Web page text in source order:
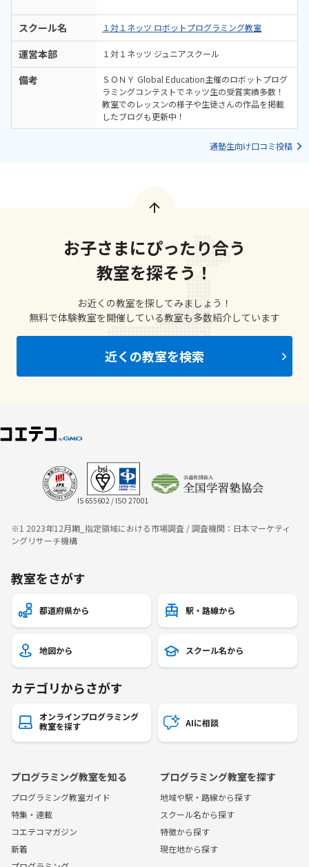
スクール名 １対１ネッツ ロボットプログラミング教室
運営本部 １対１ネッツ ジュニアスクール
備考
ＳＯＮＹ Global Education主催のロボットプログ
ラミングコンテストでネッツ生の受賞実績多数！
教室でのレッスンの様子や生徒さんの作品を掲載
したブログも更新中！
通塾生向け口コミ投稿
お子さまにぴったり合う
教室を探そう！
お近くの教室を探してみましょう！
無料で体験教室を開催している教室も多数紹介しています
近くの教室を検索
IS 655602 / ISO 27001
※1 2023年12月期_指定領域における市場調査 / 調査機関：日本マーケティ
ングリサーチ機構
教室をさがす
都道府県から 駅・路線から
地図から スクール名から
カテゴリからさがす
オンラインプログラミング
教室を探す
AIに相談
プログラミング教室を知る
プログラミング教室ガイド
特集・連載
コエテコマガジン
新着
プログラミング教室を探す
地域や駅・路線から探す
スクール名から探す
特徴から探す
現在地から探す